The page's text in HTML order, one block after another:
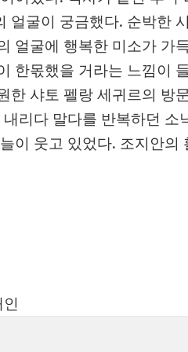
얼굴이 궁금했다. 순박한
얼굴에 행복한 미소가 가
한몫했을 거라는 느낌이
한 샤토 펠랑 세귀르의 방
리다 말다를 반복하던 소
이 웃고 있었다. 조지안의